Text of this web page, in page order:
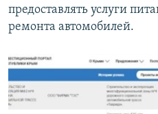
предоставлять услуги
ремонта автомобилей.